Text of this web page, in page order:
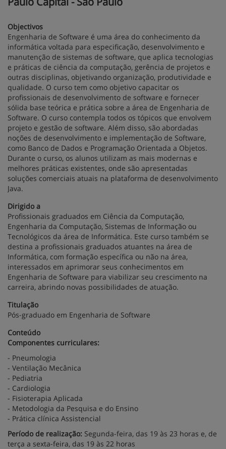
Objectivos
Engenharia de Software é uma área do conhecimento da
informática voltada para especificação, desenvolvimento e
manutenção de sistemas de software, que aplica tecnologias
e práticas de ciência da computação, gerência de projetos e
outras disciplinas, objetivando organização, produtividade e
qualidade. O curso tem como objetivo capacitar os
profissionais de desenvolvimento de software e fornecer
sólida base teórica e prática sobre a área de Engenharia de
Software. O curso contempla todos os tópicos que envolvem
projeto e gestão de software. Além disso, são abordadas
noções de desenvolvimento e implementação de Software,
como Banco de Dados e Programação Orientada a Objetos.
Durante o curso, os alunos utilizam as mais modernas e
melhores práticas existentes, onde são apresentadas
soluções comerciais atuais na plataforma de desenvolvimento
Java.
Dirigido a
Profissionais graduados em Ciência da Computação,
Engenharia da Computação, Sistemas de Informação ou
Tecnológicos da área de Informática. Este curso também se
destina a profissionais graduados atuantes na área de
Informática, com formação específica ou não na área,
interessados em aprimorar seus conhecimentos em
Engenharia de Software para viabilizar seu crescimento na
carreira, abrindo novas possibilidades de atuação.
Titulação
Pós-graduado em Engenharia de Software
Conteúdo
Componentes curriculares:
- Pneumologia
- Ventilação Mecânica
- Pediatria
- Cardiologia
- Fisioterapia Aplicada
- Metodologia da Pesquisa e do Ensino
- Prática clínica Assistencial
Período de realização: Segunda-feira, das 19 às 23 horas e, de
terça a sexta-feira, das 19 às 22 horas